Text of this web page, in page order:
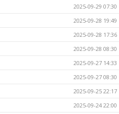
2025-09-29 07:30
2025-09-28 19:49
2025-09-28 17:36
2025-09-28 08:30
2025-09-27 14:33
2025-09-27 08:30
2025-09-25 22:17
2025-09-24 22:00